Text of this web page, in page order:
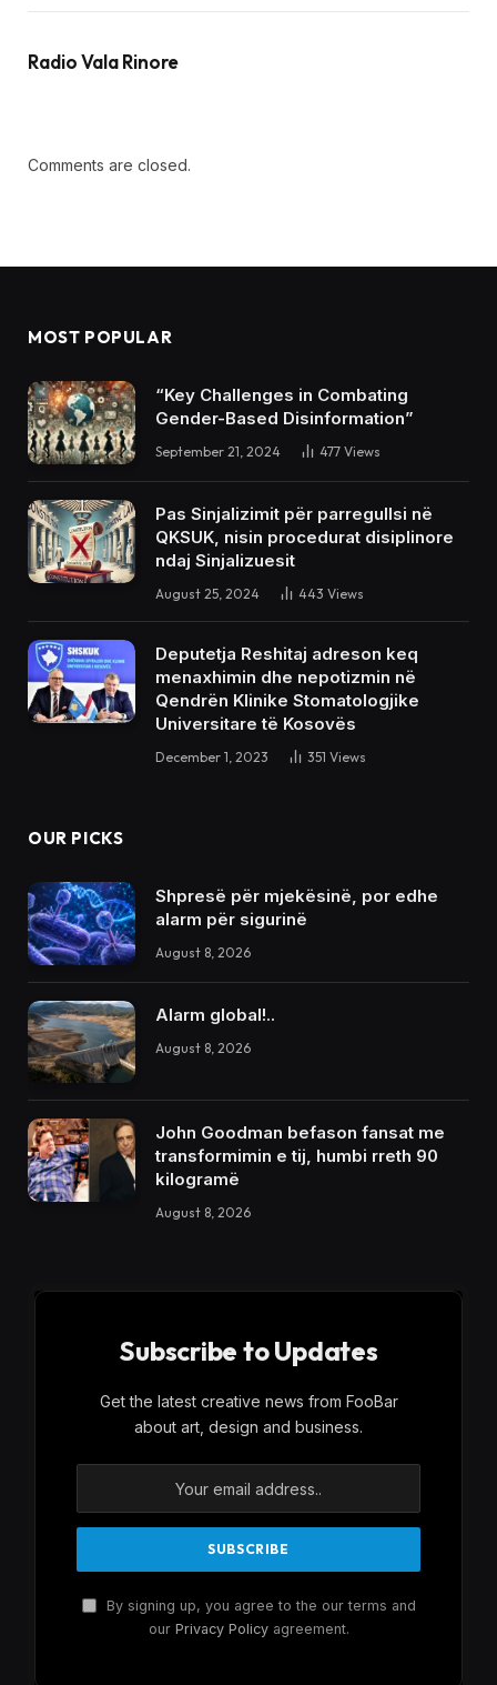
Radio Vala Rinore
Comments are closed.
MOST POPULAR
“Key Challenges in Combating
Gender-Based Disinformation”
September 21, 2024 477 Views
Pas Sinjalizimit për parregullsi në
QKSUK, nisin procedurat disiplinore
ndaj Sinjalizuesit
August 25, 2024 443 Views
Deputetja Reshitaj adreson keq
menaxhimin dhe nepotizmin në
Qendrën Klinike Stomatologjike
Universitare të Kosovës
December 1, 2023 351 Views
OUR PICKS
Shpresë për mjekësinë, por edhe
alarm për sigurinë
August 8, 2026
Alarm global!..
August 8, 2026
John Goodman befason fansat me
transformimin e tij, humbi rreth 90
kilogramë
August 8, 2026
Subscribe to Updates
Get the latest creative news from FooBar
about art, design and business.
By signing up, you agree to the our terms and
our Privacy Policyagreement.